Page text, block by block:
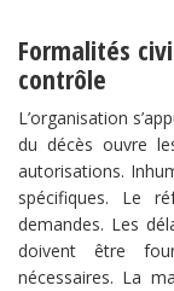
Formalités
contrôle
L’organisation
du décès ouvre
autorisations.
spécifiques. Le
demandes. Les
doivent être
nécessaires. La